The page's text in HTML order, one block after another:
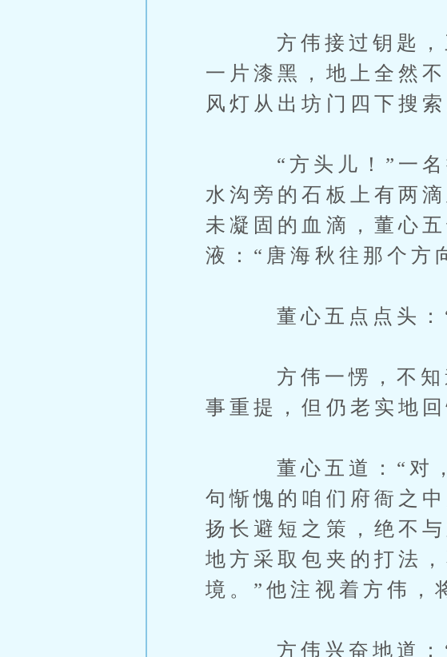
方伟接过钥匙，三
一片漆黑，地上全然
风灯从出坊门四下搜索
“方头儿！”一名捕
水沟旁的石板上有两
未凝固的血滴，董心
液：“唐海秋往那个方
董心五点点头：“
方伟一愣，不知道
事重提，但仍老实地
董心五道：“对，
句惭愧的咱们府衙之
扬长避短之策，绝不
地方采取包夹的打法
境。”他注视着方伟，
方伟兴奋地道：“